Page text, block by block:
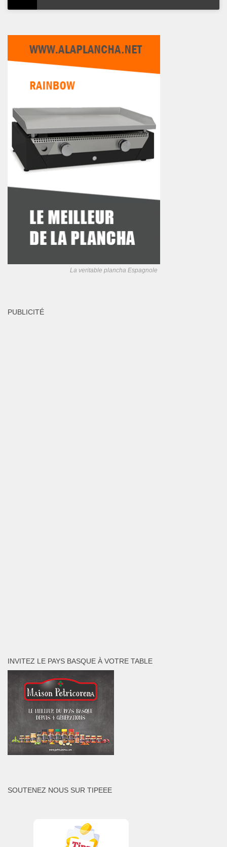
La veritable plancha Espagnole
PUBLICITÉ
INVITEZ LE PAYS BASQUE À VOTRE TABLE
SOUTENEZ NOUS SUR TIPEEE